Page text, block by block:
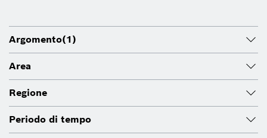
Argomento(1)
Area
Regione
Periodo di tempo